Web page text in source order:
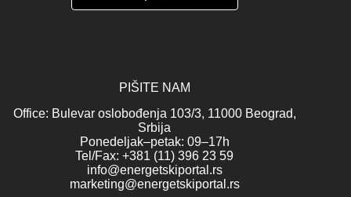
PIŠITE NAM
Office: Bulevar oslobođenja 103/3, 11000 Beograd,
Srbija
Ponedeljak–petak: 09–17h
Tel/Fax: +381 (11) 396 23 59
info@energetskiportal.rs
marketing@energetskiportal.rs